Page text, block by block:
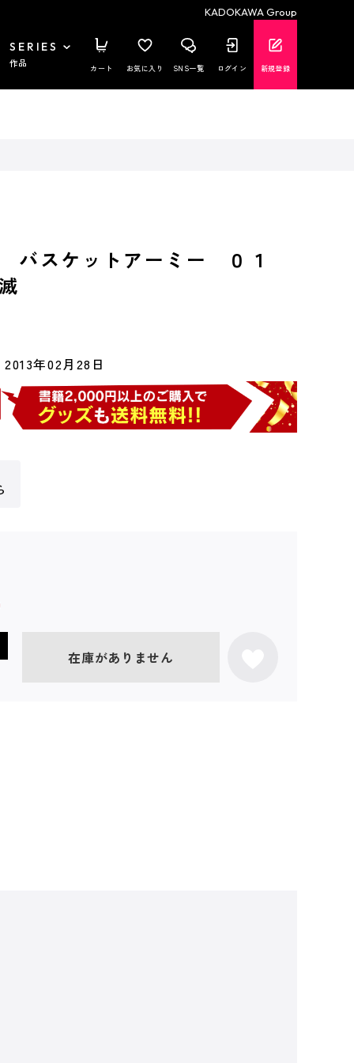
KADOKAWA Group
SERIES
作品 カート お気に入り SNS一覧 ログイン 新規登録
バスケットアーミー ０１
2013年02月28日
在庫がありません